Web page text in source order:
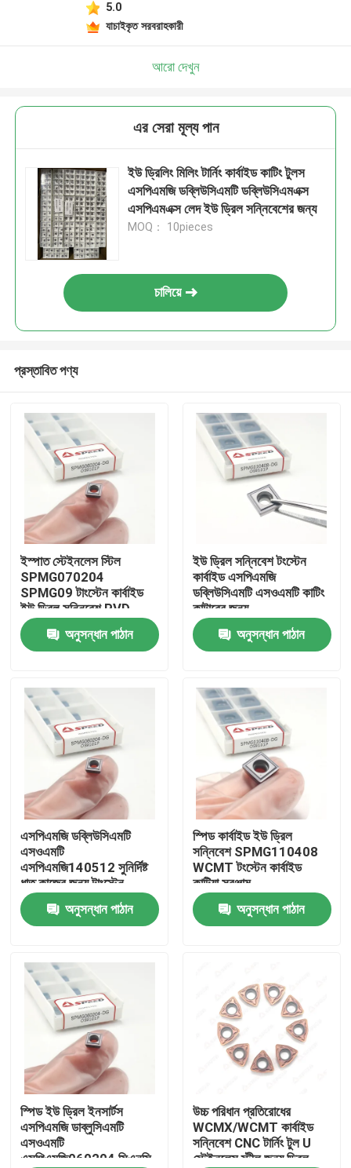
বাড়ি
ভিডিও
আমাদের সম্পর্কে
কারখানা ভ্রমণ
মান নিয়ন্ত্রণ
আমাদের সাথে যোগাযোগ করুন
খবর
সব ক্ষেত্রেই
কার্বাইড মিলিং সন্নিবেশ
5.0
যাচাইকৃত সরবরাহকারী
আরো দেখুন
এর সেরা মূল্য পান
ইউ ড্রিলিং মিলিং টার্নিং কার্বাইড কাটিং টুলস
এসপিএমজি ডব্লিউসিএমটি ডব্লিউসিএমএক্স
এসপিএমএক্স লেদ ইউ ড্রিল সন্নিবেশের জন্য
MOQ： 10pieces
চালিয়ে
প্রস্তাবিত পণ্য
ইস্পাত স্টেইনলেস স্টিল
SPMG070204
SPMG09 টাংস্টেন কার্বাইড
ইউ ড্রিল সন্নিবেশ PVD
CVD কোটিং সহ
অনুসন্ধান পাঠান
ইউ ড্রিল সন্নিবেশ টংস্টেন
কার্বাইড এসপিএমজি
ডব্লিউসিএমটি এসওএমটি কাটিং
কাটারের জন্য
অনুসন্ধান পাঠান
এসপিএমজি ডব্লিউসিএমটি
এসওএমটি
এসপিএমজি140512 সুনির্দিষ্ট
ধাতু কাজের জন্য টাংস্টেন
কার্বাইড সন্নিবেশ
অনুসন্ধান পাঠান
স্পিড কার্বাইড ইউ ড্রিল
সন্নিবেশ SPMG110408
WCMT টংস্টেন কার্বাইড
কাটিয়া সরঞ্জাম
অনুসন্ধান পাঠান
স্পিড ইউ ড্রিল ইনসার্টস
এসপিএমজি ডাব্লুসিএমটি
এসওএমটি
এসপিএমজি060204 সিএনসি
উচ্চ পরিধান প্রতিরোধের
WCMX/WCMT কার্বাইড
সন্নিবেশ CNC টার্নিং টুল U
স্টেইনলেস স্টীল জন্য ড্রিল